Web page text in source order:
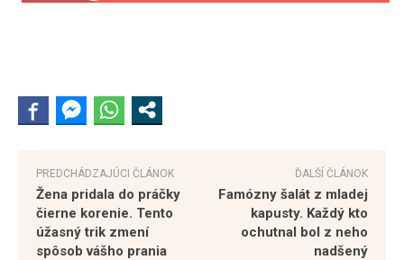
PREDCHÁDZAJÚCI ČLÁNOK
Žena pridala do práčky
čierne korenie. Tento
úžasný trik zmení
spôsob vášho prania
ĎALŠÍ ČLÁNOK
Famózny šalát z mladej
kapusty. Každý kto
ochutnal bol z neho
nadšený